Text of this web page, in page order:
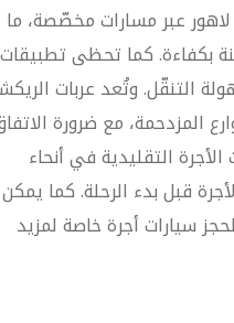
عبر مسارات مخصّصة، ما
بكفاءة. كما تحظى تطبيقات
التنقّل. وتُعد عربات
المزدحمة، مع ضرورة
التقليدية في أنحاء
قبل بدء الرحلة. كما يمكن
سيارات أجرة خاصة لمزيد